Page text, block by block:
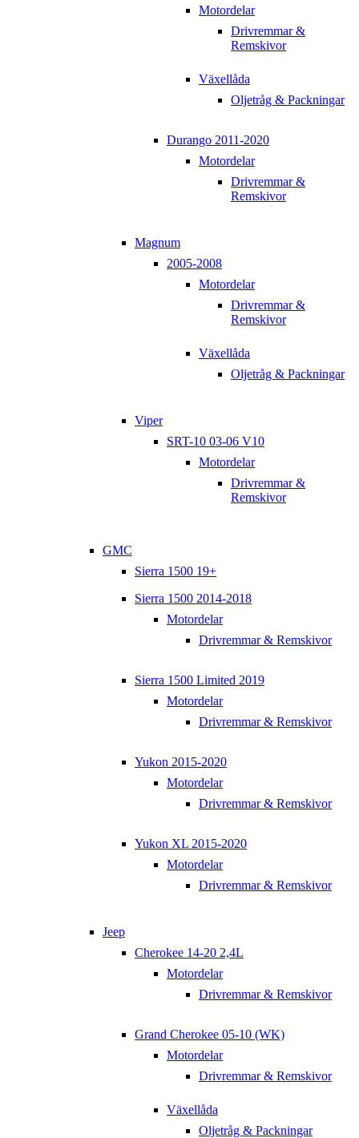
Motordelar
Drivremmar &
Remskivor
Växellåda
Oljetråg & Packningar
Durango 2011-2020
Motordelar
Drivremmar &
Remskivor
Magnum
2005-2008
Motordelar
Drivremmar &
Remskivor
Växellåda
Oljetråg & Packningar
Viper
SRT-10 03-06 V10
Motordelar
Drivremmar &
Remskivor
GMC
Sierra 1500 19+
Sierra 1500 2014-2018
Motordelar
Drivremmar & Remskivor
Sierra 1500 Limited 2019
Motordelar
Drivremmar & Remskivor
Yukon 2015-2020
Motordelar
Drivremmar & Remskivor
Yukon XL 2015-2020
Motordelar
Drivremmar & Remskivor
Jeep
Cherokee 14-20 2,4L
Motordelar
Drivremmar & Remskivor
Grand Cherokee 05-10 (WK)
Motordelar
Drivremmar & Remskivor
Växellåda
Oljetråg & Packningar